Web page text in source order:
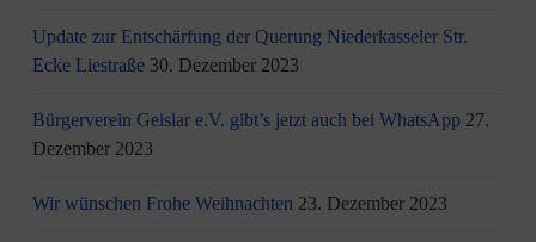
Update zur Entschärfung der Querung Niederkasseler Str.
Ecke Liestraße 30. Dezember 2023
Bürgerverein Geislar e.V. gibt’s jetzt auch bei WhatsApp 27.
Dezember 2023
Wir wünschen Frohe Weihnachten 23. Dezember 2023